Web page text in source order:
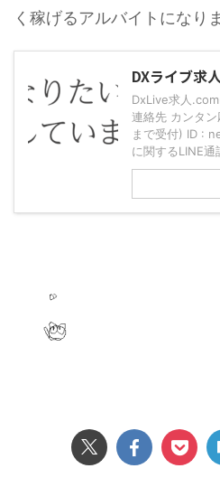
く稼げるアルバイトになり
DXライブ求
DxLive求人
連絡先 カンタ
まで受付) ID :
に関するLINE